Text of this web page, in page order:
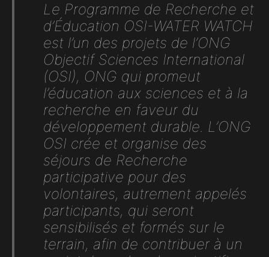
Le Programme de Recherche et
d’Éducation OSI-WATER WATCH
est l’un des projets de l’ONG
Objectif Sciences International
(OSI), ONG qui promeut
l’éducation aux sciences et à la
recherche en faveur du
développement durable. L’ONG
OSI crée et organise des
séjours de Recherche
participative pour des
volontaires, autrement appelés
participants, qui seront
sensibilisés et formés sur le
terrain, afin de contribuer à un